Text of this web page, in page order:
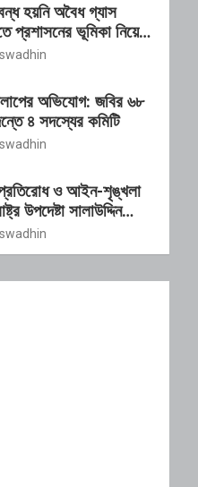
হয়নি অবৈধ গ্যাস
প্রশাসনের ভূমিকা নিয়ে
swadhin
অভিযোগ: জবির ৬৮
৪ সদস্যের কমিটি
swadhin
প্রতিরোধ ও আইন-শৃঙ্খলা
উপদেষ্টা সালাউদ্দিন
swadhin